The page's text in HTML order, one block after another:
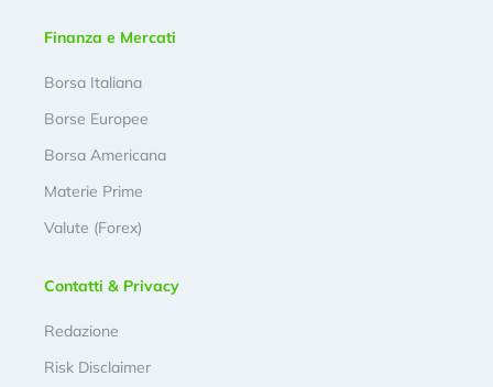
Finanza e Mercati
Borsa Italiana
Borse Europee
Borsa Americana
Materie Prime
Valute (Forex)
Contatti & Privacy
Redazione
Risk Disclaimer